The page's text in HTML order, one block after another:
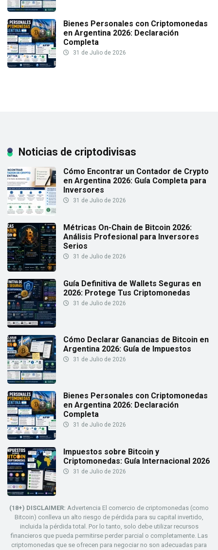
Bienes Personales con Criptomonedas
en Argentina 2026: Declaración
Completa
31 de Julio de 2026
Noticias de criptodivisas
Cómo Encontrar un Contador de Crypto
en Argentina 2026: Guía Completa para
Inversores
31 de Julio de 2026
Métricas On-Chain de Bitcoin 2026:
Análisis Profesional para Inversores
Serios
31 de Julio de 2026
Guía Definitiva de Wallets Seguras en
2026: Protege Tus Criptomonedas
31 de Julio de 2026
Cómo Declarar Ganancias de Bitcoin en
Argentina 2026: Guía de Impuestos
31 de Julio de 2026
Bienes Personales con Criptomonedas
en Argentina 2026: Declaración
Completa
31 de Julio de 2026
Impuestos sobre Bitcoin y
Criptomonedas: Guía Internacional 2026
31 de Julio de 2026
(18+) DISCLAIMER: Advertencia El comercio de criptomonedas (como
Bitcoin) conlleva un alto riesgo de pérdida para su capital invertido,
incluida la pérdida total. Por lo tanto, solo debe utilizar recursos
financieros que pueda permitirse perder parcial o completamente. Las
criptomonedas que se ofrecen para negociar no son adecuadas para